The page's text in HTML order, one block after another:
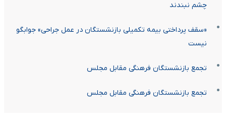
چشم نبندند
«سقف پرداختی بیمه تکمیلی بازنشستگان در عمل جراحی» جوابگو
نیست
تجمع بازنشستگان فرهنگی مقابل مجلس
تجمع بازنشستگان فرهنگی مقابل مجلس